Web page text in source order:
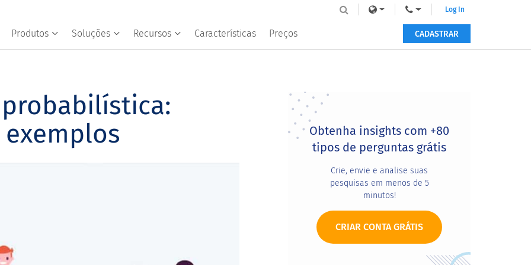
Produtos Soluções Recursos Características Preços
Log In
CADASTRAR
Primary
Sidebar
Obtenha insights com +80
tipos de perguntas grátis
Crie, envie e analise suas
pesquisas em menos de 5
minutos!
CRIAR CONTA GRÁTIS